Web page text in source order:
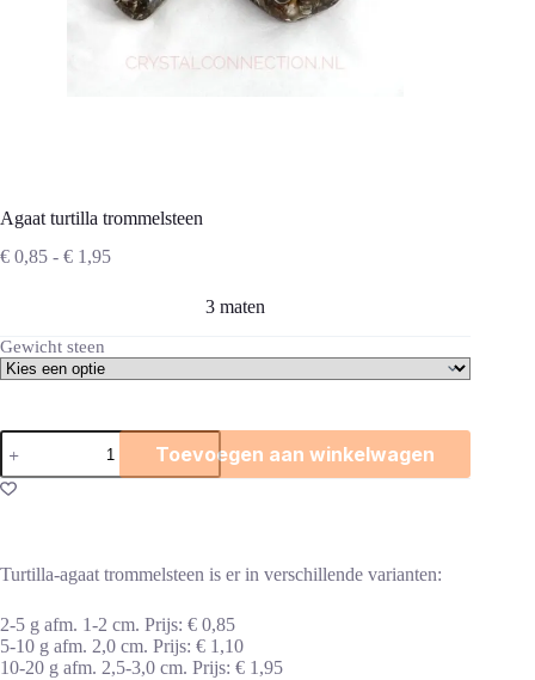
Agaat turtilla trommelsteen
€ 0,85 - € 1,95Prijsklasse:
3 maten
Gewicht steen
Agaat
turtilla
trommelsteen
aantal
Toevoegen aan winkelwagen
Turtilla-agaat trommelsteen is er in verschillende varianten:
2-5 g afm. 1-2 cm. Prijs: € 0,85
5-10 g afm. 2,0 cm. Prijs: € 1,10
10-20 g afm. 2,5-3,0 cm. Prijs: € 1,95